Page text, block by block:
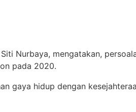
Nurbaya, mengatakan,
pada 2020.
gaya hidup dengan